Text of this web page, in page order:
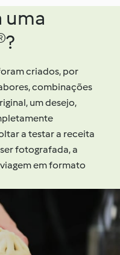
uma
criados, por
combinações
um desejo,
a testar a receita
fotografada, a
em formato